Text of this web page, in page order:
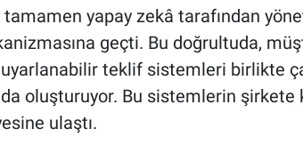
yapay zekâ tarafından
geçti. Bu doğrultuda,
teklif sistemleri birlikte
oluşturuyor. Bu sistemlerin şirkete
ulaştı.